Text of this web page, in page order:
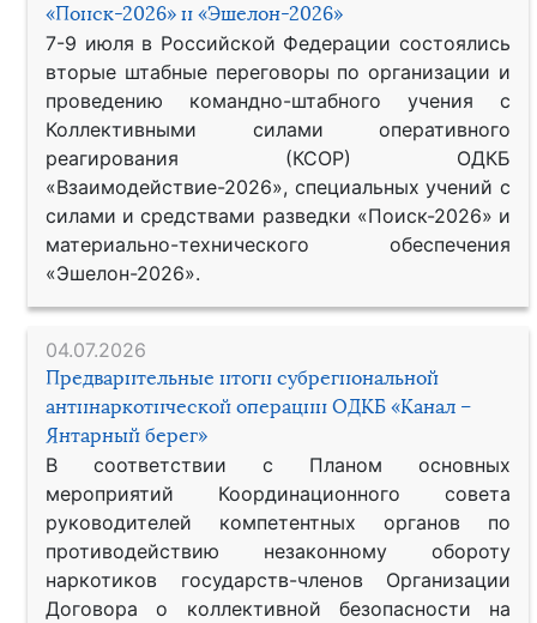
«Поиск-2026» и «Эшелон-2026»
7-9 июля в Российской Федерации состоялись
вторые штабные переговоры по организации и
проведению командно-штабного учения с
Коллективными силами оперативного
реагирования (КСОР) ОДКБ
«Взаимодействие-2026», специальных учений с
силами и средствами разведки «Поиск-2026» и
материально-технического обеспечения
«Эшелон-2026».
04.07.2026
Предварительные итоги субрегиональной
антинаркотической операции ОДКБ «Канал –
Янтарный берег»
В соответствии с Планом основных
мероприятий Координационного совета
руководителей компетентных органов по
противодействию незаконному обороту
наркотиков государств-членов Организации
Договора о коллективной безопасности на